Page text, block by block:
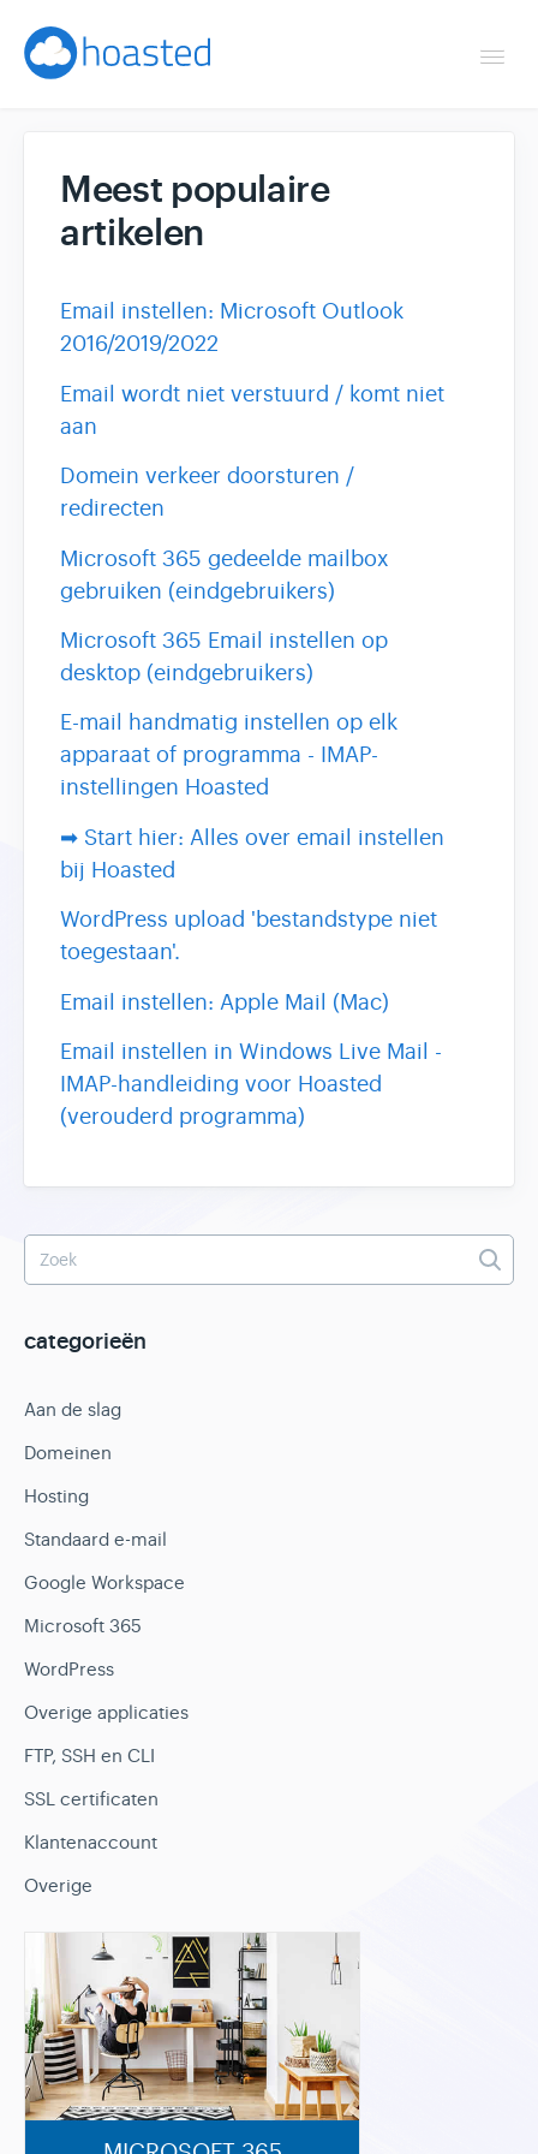
Helpdesk
Contact
Meest populaire
artikelen
Email instellen: Microsoft Outlook
2016/2019/2022
Email wordt niet verstuurd / komt niet
aan
Domein verkeer doorsturen /
redirecten
Microsoft 365 gedeelde mailbox
gebruiken (eindgebruikers)
Microsoft 365 Email instellen op
desktop (eindgebruikers)
E-mail handmatig instellen op elk
apparaat of programma - IMAP-
instellingen Hoasted
➡ Start hier: Alles over email instellen
bij Hoasted
WordPress upload 'bestandstype niet
toegestaan'.
Email instellen: Apple Mail (Mac)
Email instellen in Windows Live Mail -
IMAP-handleiding voor Hoasted
(verouderd programma)
categorieën
Aan de slag
Domeinen
Hosting
Standaard e-mail
Google Workspace
Microsoft 365
WordPress
Overige applicaties
FTP, SSH en CLI
SSL certificaten
Klantenaccount
Overige